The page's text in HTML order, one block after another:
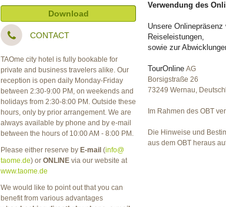
Verwendung des
Unsere
Reiseleistungen,
sowie zur
TourOnline AG
Borsigstraße 26
73249 Wernau,
Im Rahmen des OBT
Die Hinweise und
aus dem OBT heraus
Download
CONTACT
TAOme city hotel is fully bookable for
private and business travelers alike. Our
reception is open daily Monday-Friday
between 2:30-9:00 PM, on weekends and
holidays from 2:30-8:00 PM. Outside these
hours, only by prior arrangement. We are
always available by phone and by e-mail
between the hours of 10:00 AM - 8:00 PM.
Please either reserve by E-mail (info@
taome.de) or ONLINE via our website at
www.taome.de
We would like to point out that you can
benefit from various advantages